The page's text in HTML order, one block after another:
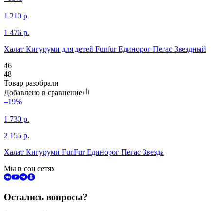
1 210 р.
1 476 р.
Халат Кигуруми для детей Funfur Единорог Пегас Звездный
46
48
Товар разобрали
Добавлено в сравнение
–19%
1 730 р.
2 155 р.
Халат Кигуруми FunFur Единорог Пегас Звезда
Мы в соц сетях
Остались вопросы?